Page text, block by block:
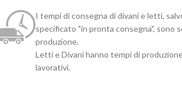
I tempi di consegna di divani e letti,
specificato "in pronta consegna", sono
produzione.
Letti e Divani hanno tempi di
lavorativi.